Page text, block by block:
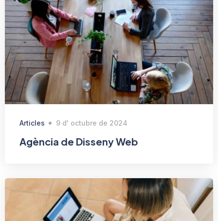
Articles 9 d' octubre de 2024
Agència de Disseny Web